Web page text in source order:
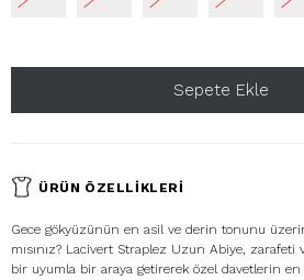
ÜRÜN ÖZELLIKLERI
Gece gökyüzünün en asil ve derin tonunu
mısınız? Lacivert Straplez Uzun Abiye, zarafeti
bir uyumla bir araya getirerek özel davetlerin